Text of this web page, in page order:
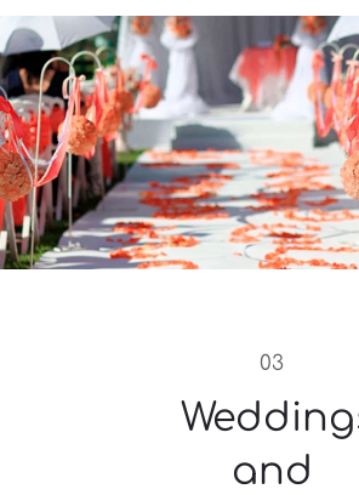
03
and